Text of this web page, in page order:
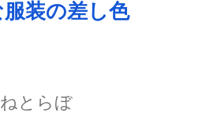
服装の差し色
ねとらぼ